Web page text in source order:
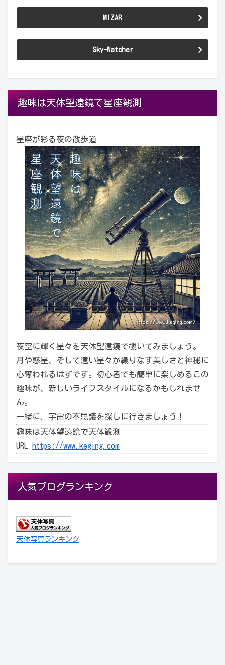
MIZAR
Sky-Watcher
趣味は天体望遠鏡で星座観測
星座が彩る夜の散歩道
夜空に輝く星々を天体望遠鏡で覗いてみましょう。
月や惑星、そして遠い星々が織りなす美しさと神秘に
心奪われるはずです。初心者でも簡単に楽しめるこの
趣味が、新しいライフスタイルになるかもしれませ
ん。
一緒に、宇宙の不思議を探しに行きましょう！
趣味は天体望遠鏡で天体観測
URL
https://www.keging.com
人気ブログランキング
天体写真ランキング